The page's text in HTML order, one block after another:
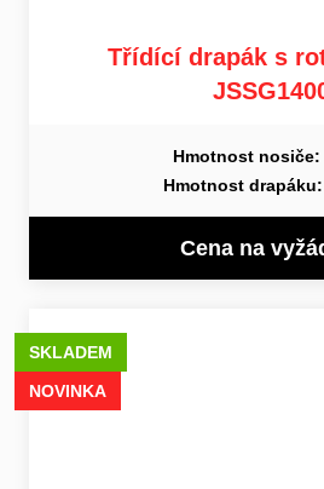
Třídící drapák s
Hmotnost nosiče:
Hmotnost drapáku:
Cena na
SKLADEM
NOVINKA